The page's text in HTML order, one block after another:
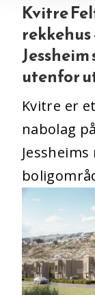
Kvitre
utenfor
Kvitre er
nabolag